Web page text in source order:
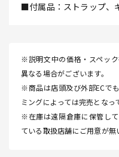
■付属品：ストラップ、
※説明文中の価格・スペッ
異なる場合がございます。
※商品は店頭及び外部ECで
ミングによっては完売となっ
※在庫は遠隔倉庫に保管し
ている取扱店舗にご用意が無